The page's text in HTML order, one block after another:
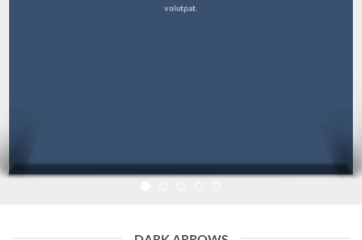
volutpat.